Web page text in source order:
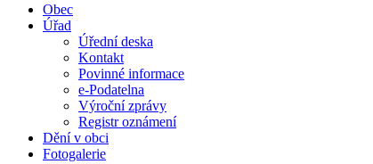
Obec
Úřad
Úřední deska
Kontakt
Povinné informace
e-Podatelna
Výroční zprávy
Registr oznámení
Dění v obci
Fotogalerie